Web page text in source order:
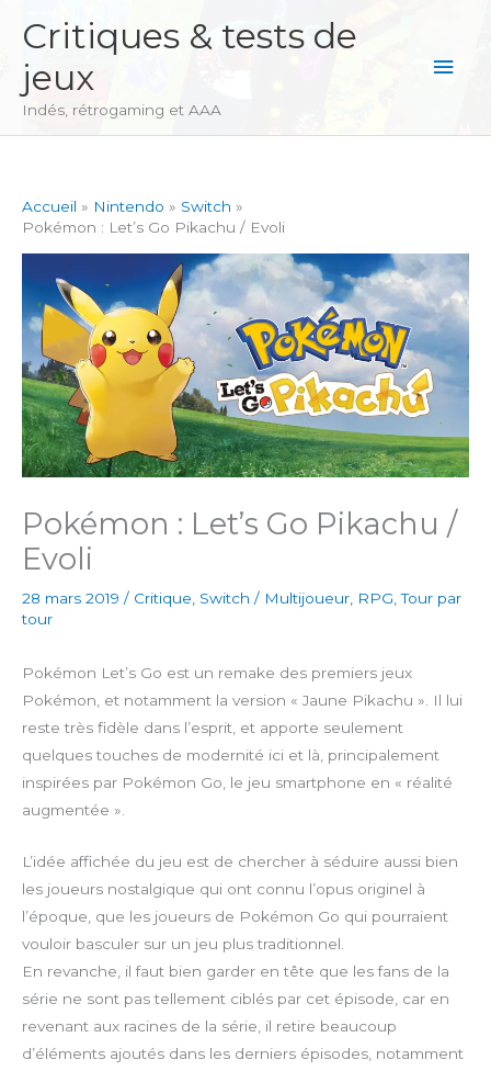
contenu
Critiques & tests de
jeux
Indés, rétrogaming et AAA
Accueil Nintendo
Switch
Pokémon : Let’s Go Pikachu / Evoli
Pokémon : Let’s Go Pikachu /
Evoli
28 mars 2019 / Critique Switch / Multijoueur RPG ,Tour par
tour
Pokémon Let’s Go est un remake des premiers jeux
Pokémon, et notamment la version « Jaune Pikachu ». Il lui
reste très fidèle dans l’esprit, et apporte seulement
quelques touches de modernité ici et là, principalement
inspirées par Pokémon Go, le jeu smartphone en « réalité
augmentée ».
L’idée affichée du jeu est de chercher à séduire aussi bien
les joueurs nostalgique qui ont connu l’opus originel à
l’époque, que les joueurs de Pokémon Go qui pourraient
vouloir basculer sur un jeu plus traditionnel.
En revanche, il faut bien garder en tête que les fans de la
série ne sont pas tellement ciblés par cet épisode, car en
revenant aux racines de la série, il retire beaucoup
d’éléments ajoutés dans les derniers épisodes, notamment